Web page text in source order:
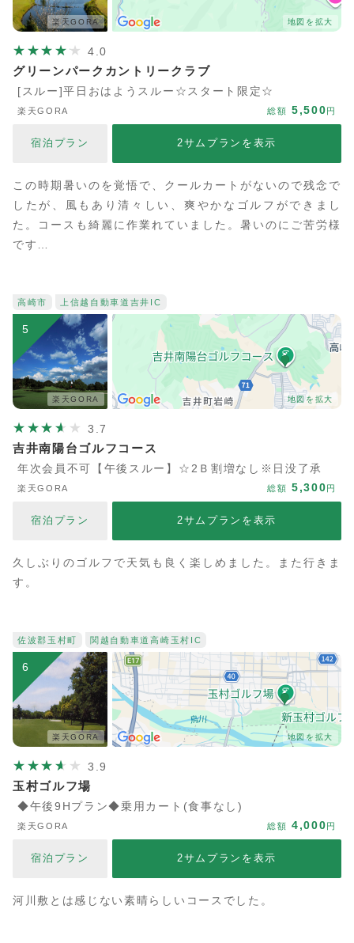
楽天GORA 地図を拡大
4.0
グリーンパークカントリークラブ
[スルー]平日おはようスルー☆スタート限定☆
楽天GORA 総額 5,500円
宿泊プラン 2サムプランを表示
この時期暑いのを覚悟で、クールカートがないので残念で
したが、風もあり清々しい、爽やかなゴルフができまし
た。コースも綺麗に作業れていました。暑いのにご苦労様
です…
高崎市 上信越自動車道 吉井IC
5
楽天GORA 地図を拡大
3.7
吉井南陽台ゴルフコース
年次会員不可【午後スルー】☆2Ｂ割増なし※日没了承
楽天GORA 総額 5,300円
宿泊プラン 2サムプランを表示
久しぶりのゴルフで天気も良く楽しめました。また行きま
す。
佐波郡玉村町 関越自動車道高崎玉村IC
6
楽天GORA 地図を拡大
3.9
玉村ゴルフ場
◆午後9Hプラン◆乗用カート(食事なし)
楽天GORA 総額 4,000円
宿泊プラン 2サムプランを表示
河川敷とは感じない素晴らしいコースでした。